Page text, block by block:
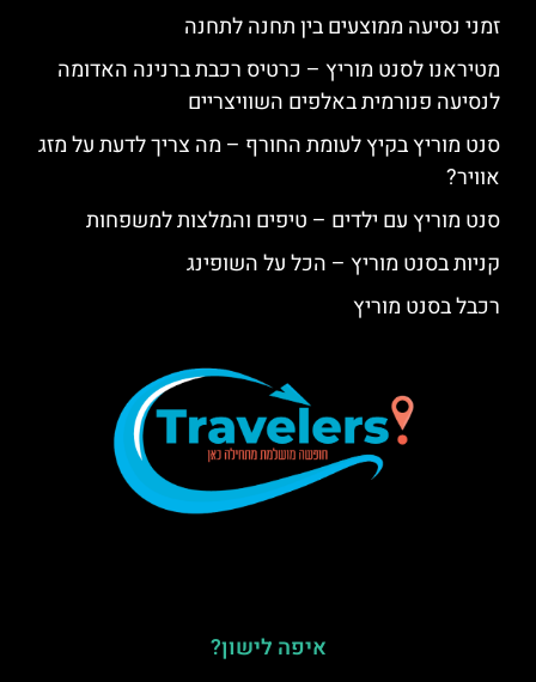
זמני נסיעה ממוצעים בין תחנה לתחנה
מטיראנו לסנט מוריץ – כרטיס רכבת ברנינה האדומה
לנסיעה פנורמית באלפים השוויצריים
סנט מוריץ בקיץ לעומת החורף – מה צריך לדעת על מזג
אוויר?
סנט מוריץ עם ילדים – טיפים והמלצות למשפחות
קניות בסנט מוריץ – הכל על השופינג
רכבל בסנט מוריץ
איפה לישון?